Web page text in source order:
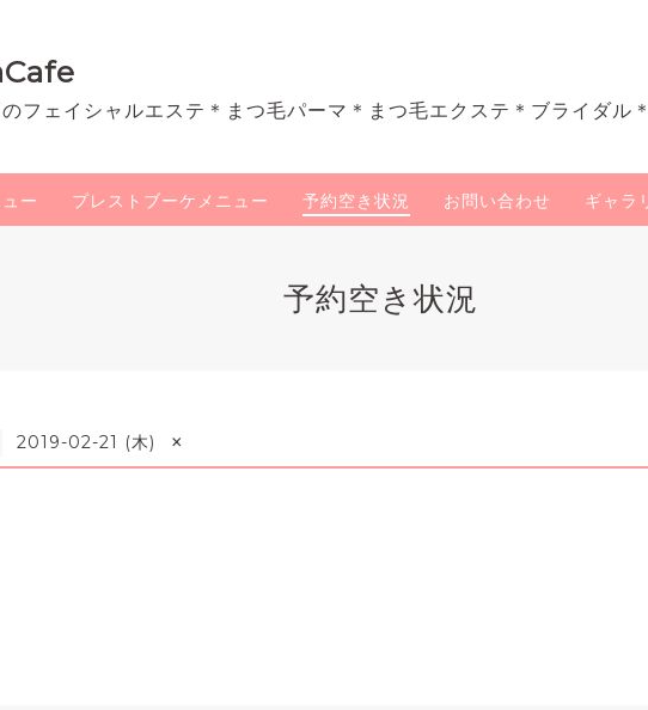
フェイシャルエステ＊まつ毛パーマ＊まつ毛エクステ＊ブライダル
ー プレストブーケメニュー 予約空き状況 お問い合わせ ギャラ
予約空き状況
2019-02-21 (木) ×